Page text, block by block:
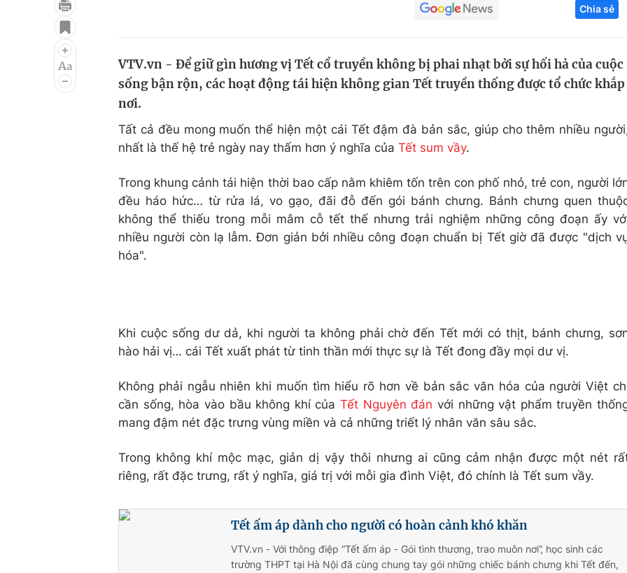
Điện ảnh
Âm nhạc
Làm đẹp
Học trực tuyến
Công nghệ
Sản phẩm
Tư vấn
Chia sẻ
VTV.vn - Để giữ gìn hương vị Tết cổ truyền không bị phai nhạt bởi sự hối hả của cuộc
sống bận rộn, các hoạt động tái hiện không gian Tết truyền thống được tổ chức khắp
nơi.
Tất cả đều mong muốn thể hiện một cái Tết đậm đà bản sắc, giúp cho thêm nhiều
nhất là thế hệ trẻ ngày nay thấm hơn ý nghĩa của Tết sum vầy.
Trong khung cảnh tái hiện thời bao cấp nằm khiêm tốn trên con phố nhỏ, trẻ con, người
đều háo hức… từ rửa lá, vo gạo, đãi đỗ đến gói bánh chưng. Bánh chưng quen
không thể thiếu trong mỗi mâm cỗ tết thế nhưng trải nghiệm những công đoạn ấy
nhiều người còn lạ lẫm. Đơn giản bởi nhiều công đoạn chuẩn bị Tết giờ đã được "dịch
hóa".
Khi cuộc sống dư dả, khi người ta không phải chờ đến Tết mới có thịt, bánh chưng,
hào hải vị… cái Tết xuất phát từ tinh thần mới thực sự là Tết đong đầy mọi dư vị.
Không phải ngẫu nhiên khi muốn tìm hiểu rõ hơn về bản sắc văn hóa của người Việt
cần sống, hòa vào bầu không khí của Tết Nguyên đán với những vật phẩm truyền
mang đậm nét đặc trưng vùng miền và cả những triết lý nhân văn sâu sắc.
Trong không khí mộc mạc, giản dị vậy thôi nhưng ai cũng cảm nhận được một nét
riêng, rất đặc trưng, rất ý nghĩa, giá trị với mỗi gia đình Việt, đó chính là Tết sum vầy.
Tết ấm áp dành cho người có hoàn cảnh khó khăn
VTV.vn - Với thông điệp “Tết ấm áp - Gói tình thương, trao muôn nơi”, học sinh các
trường THPT tại Hà Nội đã cùng chung tay gói những chiếc bánh chưng khi Tết đến,